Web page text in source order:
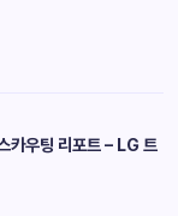
우팅 리포트 – LG 트